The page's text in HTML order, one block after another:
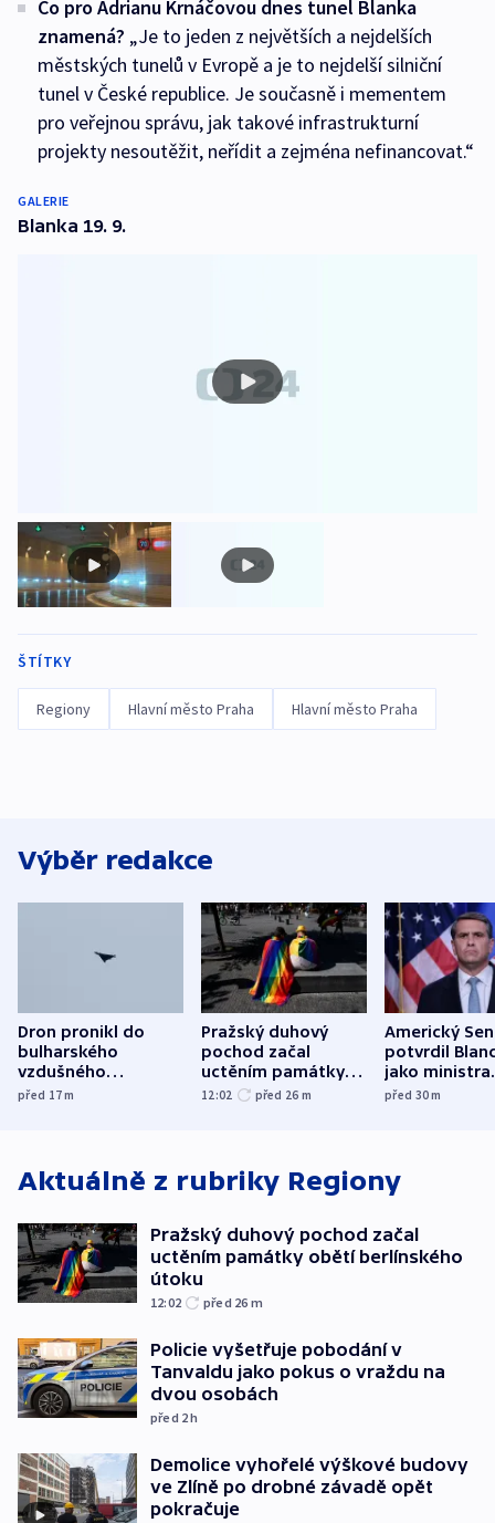
Co pro Adrianu Krnáčovou dnes tunel Blanka
znamená? „Je to jeden z největších a nejdelších
městských tunelů v Evropě a je to nejdelší silniční
tunel v České republice. Je současně i mementem
pro veřejnou správu, jak takové infrastrukturní
projekty nesoutěžit, neřídit a zejména nefinancovat.“
GALERIE
Blanka 19. 9.
ŠTÍTKY
Regiony Hlavní město Praha Hlavní město Praha
Výběr redakce
Dron pronikl do
bulharského
vzdušného
prostoru,
před 17m
Pražský duhový
pochod začal
uctěním památky
obětí berlínského
12:02 před 26 m
Americký
potvrdil
jako ministra
před 30m
Aktuálně z rubriky Regiony
Pražský duhový pochod začal
uctěním památky obětí berlínského
útoku
12:02 před 26 m
Policie vyšetřuje pobodání v
Tanvaldu jako pokus o vraždu na
dvou osobách
před 2h
Demolice vyhořelé výškové budovy
ve Zlíně po drobné závadě opět
pokračuje